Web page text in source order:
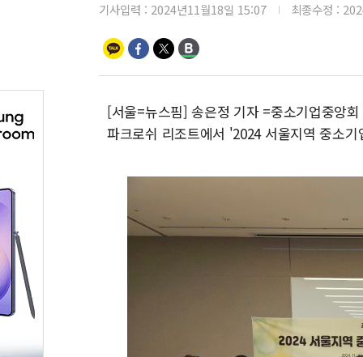
기사입력 : 2024년11월18일 15:07 최종수정 :
[서울=뉴스핌] 송은정 기자 =중소기업중앙
파크로쉬 리조트에서 '2024 서울지역 중소